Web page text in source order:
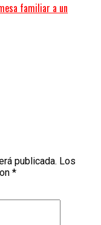
familiar a un
publicada. Los
*